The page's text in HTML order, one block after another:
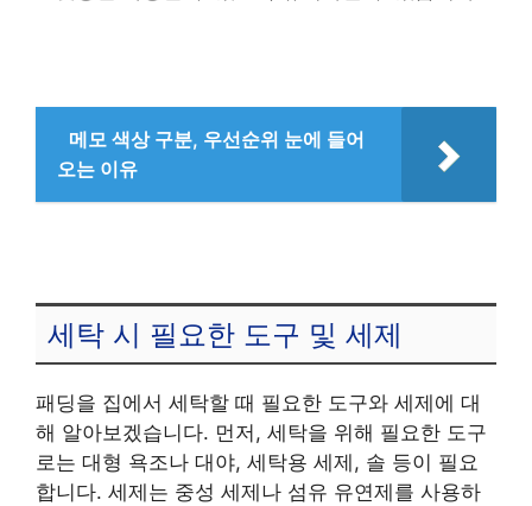
메모 색상 구분, 우선순위 눈에 들어
오는 이유
세탁 시 필요한 도구 및 세제
패딩을 집에서 세탁할 때 필요한 도구와 세제에 대
해 알아보겠습니다. 먼저, 세탁을 위해 필요한 도구
로는 대형 욕조나 대야, 세탁용 세제, 솔 등이 필요
합니다. 세제는 중성 세제나 섬유 유연제를 사용하